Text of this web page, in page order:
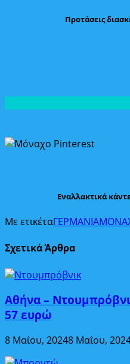
Προτάσεις
Εναλλακτικά
Με ετικέταΓΕΡΜΑΝΙΑ
Σχετικά Άρθρα
Αθήνα –
57 ευρώ
8 Μαΐου, 20248 Μαΐου,